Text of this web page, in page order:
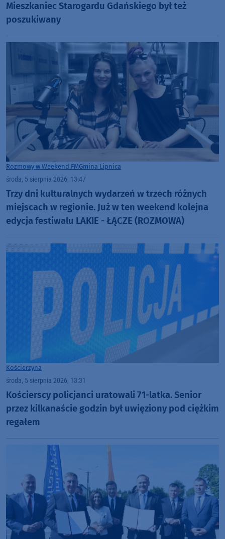
Mieszkaniec Starogardu Gdańskiego był też
poszukiwany
Rozmowy w Weekend FMGmina Lipnica
środa, 5 sierpnia 2026, 13:47
Trzy dni kulturalnych wydarzeń w trzech różnych
miejscach w regionie. Już w ten weekend kolejna
edycja festiwalu LAKIE - ŁĄCZE (ROZMOWA)
Kościerzyna
środa, 5 sierpnia 2026, 13:31
Kościerscy policjanci uratowali 71-latka. Senior
przez kilkanaście godzin był uwięziony pod ciężkim
regałem